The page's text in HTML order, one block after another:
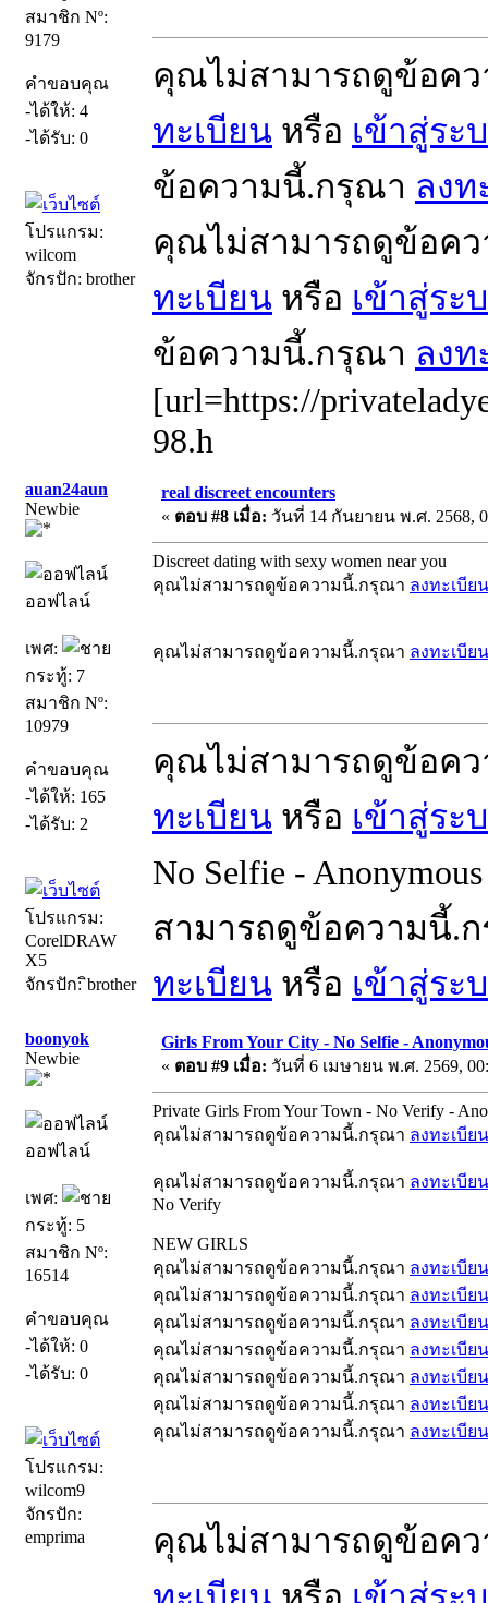
สมาชิก Nº:
9179
คำขอบคุณ
-ได้ให้: 4
-ได้รับ: 0
โปรแกรม:
wilcom
จักรปัก: brother
คุณไม่สามารถดูข้อค
ทะเบียน หรือ เข้าสู่ระ
ข้อความนี้.กรุณา ลงท
คุณไม่สามารถดูข้อค
ทะเบียน หรือ เข้าสู่ระ
ข้อความนี้.กรุณา ลงท
[url=https://
98.h
auan24aun
Newbie
ออฟไลน์
เพศ:
กระทู้: 7
สมาชิก Nº:
10979
คำขอบคุณ
-ได้ให้: 165
-ได้รับ: 2
โปรแกรม:
CorelDRAW
X5
จักรปัก: ิbrother
real discreet encounters
« ตอบ #8 เมื่อ: วันที่ 14 กันยายน พ.ศ. 2568,
Discreet dating with sexy women near you
คุณไม่สามารถดูข้อความนี้.กรุณา ลงทะเบียน
คุณไม่สามารถดูข้อความนี้.กรุณา ลงทะเบียน
คุณไม่สามารถดูข้อค
ทะเบียน หรือ เข้าสู่ระ
No Selfie -
สามารถดูข้อความนี้.
ทะเบียน หรือ เข้าสู่ระ
boonyok
Newbie
ออฟไลน์
เพศ:
กระทู้: 5
สมาชิก Nº:
16514
คำขอบคุณ
-ได้ให้: 0
-ได้รับ: 0
โปรแกรม:
wilcom9
จักรปัก:
emprima
Girls From Your City - No Selfie -
« ตอบ #9 เมื่อ: วันที่ 6 เมษายน พ.ศ. 2569,
Private Girls From Your Town - No Verify -
คุณไม่สามารถดูข้อความนี้.กรุณา ลงทะเบียน
คุณไม่สามารถดูข้อความนี้.กรุณา ลงทะเบียน
No Verify
NEW GIRLS
คุณไม่สามารถดูข้อความนี้.กรุณา ลงทะเบียน
คุณไม่สามารถดูข้อความนี้.กรุณา ลงทะเบียน
คุณไม่สามารถดูข้อความนี้.กรุณา ลงทะเบียน
คุณไม่สามารถดูข้อความนี้.กรุณา ลงทะเบียน
คุณไม่สามารถดูข้อความนี้.กรุณา ลงทะเบียน
คุณไม่สามารถดูข้อความนี้.กรุณา ลงทะเบียน
คุณไม่สามารถดูข้อความนี้.กรุณา ลงทะเบียน
คุณไม่สามารถดูข้อค